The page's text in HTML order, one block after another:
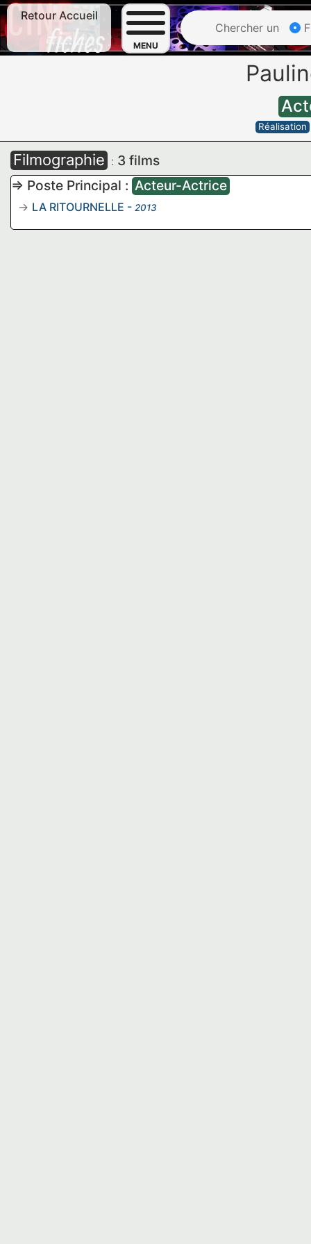
Retour Accueil
MENU
Chercher un
Réalisation
Filmographie : 3 films
=> Poste Principal : Acteur-Actrice
LA RITOURNELLE - 2013